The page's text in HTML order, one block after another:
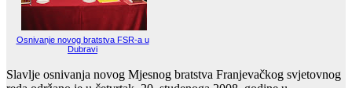
Osnivanje novog bratstva FSR-a u
Dubravi
Slavlje osnivanja novog Mjesnog bratstva Franjevačkog svjetovnog